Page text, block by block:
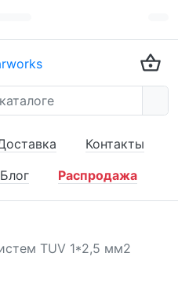
Контакты
Блог Распродажа
TUV 1*2,5 мм2